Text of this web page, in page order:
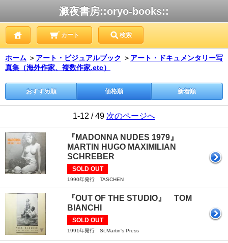
澱夜書房::oryo-books::
カート 検索
ホーム ＞ アート・ビジュアルブック ＞ アート・ドキュメンタリー写
真集（海外作家、複数作家.etc）
おすすめ順 価格順 新着順
1-12 / 49 次のページへ
『MADONNA NUDES 1979』
MARTIN HUGO MAXIMILIAN
SCHREBER
SOLD OUT
1990年発行 TASCHEN
『OUT OF THE STUDIO』 TOM
BIANCHI
SOLD OUT
1991年発行 St.Martin's Press